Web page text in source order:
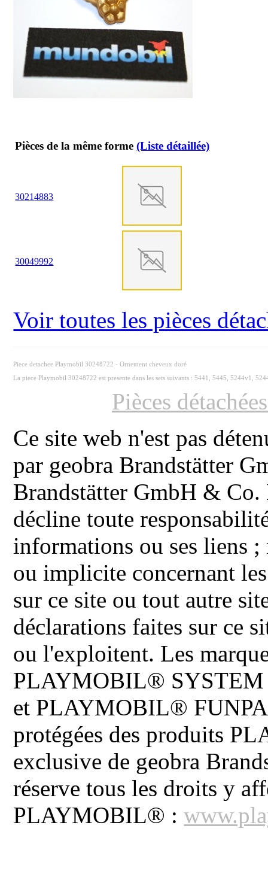
Pièces de la même forme(Liste détaillée)
30214883
30049992
Voir toutes les pièces
Piece detachee Playmobil 30248722 - Ornement cheveux doré
La piece Playmobil 30248722 est presente dans les sets suivants : 5441, 5445, 5244v1,
Pièces
Ce site web n'est pas
par geobra Brandstätter
Brandstätter GmbH & Co.
décline toute
informations ou ses liens ;
ou implicite concernant
sur ce site ou tout autre
déclarations faites sur ce
ou l'exploitent. Les
PLAYMOBIL®
et PLAYMOBIL®
protégées des produits
exclusive de geobra
réserve tous les droits y
PLAYMOBIL® :